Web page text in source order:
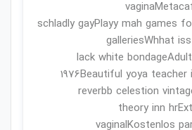
schladly gayPlayy mah games
galleriesWhhat
lack white
1976Beautiful yoya teacher
reverbb celestion
theory inn
vaginalKostenlos